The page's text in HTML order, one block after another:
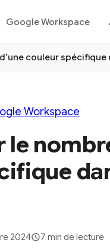
Google Workspace
couleur spécifique
Workspace
2024 7 min de lecture